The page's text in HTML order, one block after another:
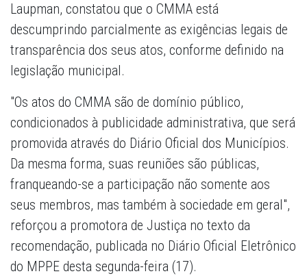
Laupman, constatou que o CMMA está
descumprindo parcialmente as exigências legais de
transparência dos seus atos, conforme definido na
legislação municipal.
"Os atos do CMMA são de domínio público,
condicionados à publicidade administrativa, que será
promovida através do Diário Oficial dos Municípios.
Da mesma forma, suas reuniões são públicas,
franqueando-se a participação não somente aos
seus membros, mas também à sociedade em geral",
reforçou a promotora de Justiça no texto da
recomendação, publicada no Diário Oficial Eletrônico
do MPPE desta segunda-feira (17).